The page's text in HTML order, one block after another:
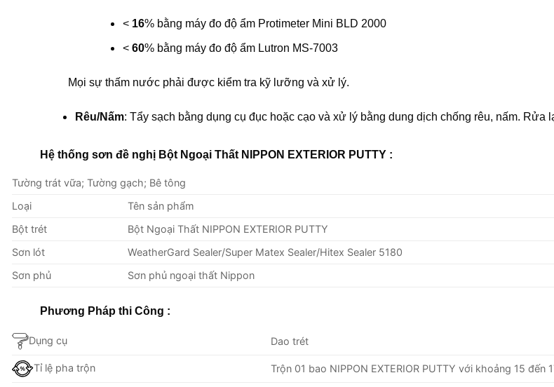
< 16% bằng máy đo độ ẩm Protimeter Mini BLD 2000
<60% bằng máy đo độ ẩm Lutron MS-7003
Mọi sự thấm nước phải được kiểm tra kỹ lưỡng và xử lý.
Rêu/Nấm: Tẩy sạch bằng dụng cụ đục hoặc cạo và xử lý bằng dung dịch chống rêu, nấm. Rửa
Hệ thống sơn đề nghị Bột Ngoại Thất NIPPON EXTERIOR PUTTY :
Tường trát vữa; Tường gạch; Bê tông
Loại
Tên sản phẩm
Bột trét
Bột Ngoại Thất NIPPON EXTERIOR PUTTY
Sơn lót
WeatherGard Sealer/Super Matex Sealer/Hitex Sealer 5180
Sơn phủ
Sơn phủ ngoại thất Nippon
Phương Pháp thi Công :
Dụng cụ Dao trét
Tỉ lệ pha trộn Trộn 01 bao NIPPON EXTERIOR PUTTY với khoảng 15 đến